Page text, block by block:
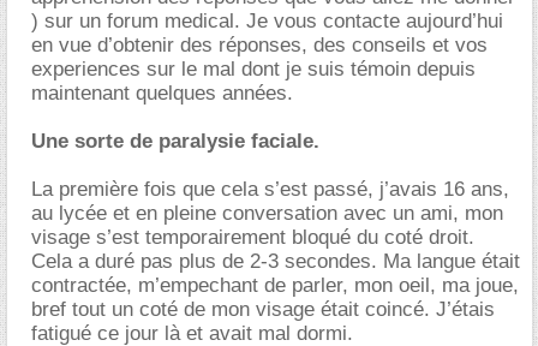
) sur un forum medical. Je vous contacte aujourd’hui
en vue d’obtenir des réponses, des conseils et vos
experiences sur le mal dont je suis témoin depuis
maintenant quelques années.
Une sorte de paralysie faciale.
La première fois que cela s’est passé, j’avais 16 ans,
au lycée et en pleine conversation avec un ami, mon
visage s’est temporairement bloqué du coté droit.
Cela a duré pas plus de 2-3 secondes. Ma langue était
contractée, m’empechant de parler, mon oeil, ma joue,
bref tout un coté de mon visage était coincé. J’étais
fatigué ce jour là et avait mal dormi.